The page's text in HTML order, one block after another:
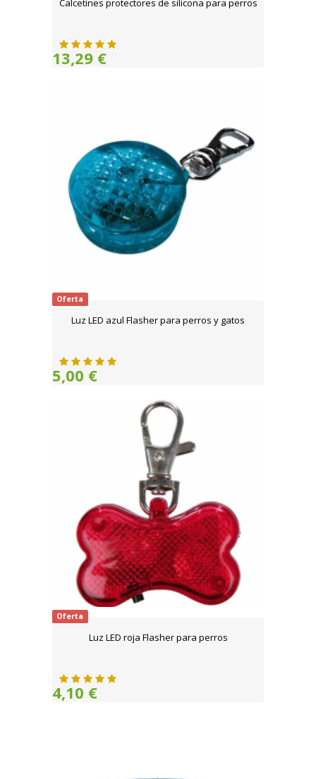
Calcetines protectores de silicona para perros
13,29 €
Oferta
Luz LED azul Flasher para perros y gatos
5,00 €
Oferta
Luz LED roja Flasher para perros
4,10 €